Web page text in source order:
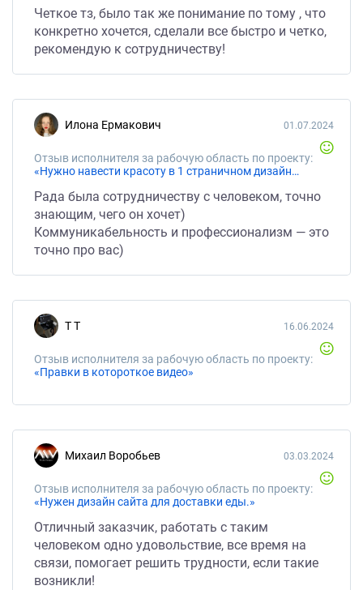
Четкое тз, было так же понимание по тому , что
конкретно хочется, сделали все быстро и четко,
рекомендую к сотрудничеству!
Илона Ермакович
Отзыв исполнителя за рабочую область по проекту:
«Нужно навести красоту в 1 страничном дизайне счета»
01.07.2024
Рада была сотрудничеству с человеком, точно
знающим, чего он хочет)
Коммуникабельность и профессионализм — это
точно про вас)
Т Т
Отзыв исполнителя за рабочую область по проекту:
«Правки в котороткое видео»
16.06.2024
Михаил Воробьев
Отзыв исполнителя за рабочую область по проекту:
«Нужен дизайн сайта для доставки еды.»
03.03.2024
Отличный заказчик, работать с таким
человеком одно удовольствие, все время на
связи, помогает решить трудности, если такие
возникли!